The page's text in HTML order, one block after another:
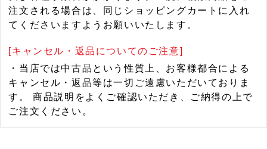
注文される場合は、同じショッピングカートに入れ
てくださいますようお願いいたします。
[キャンセル・返品についてのご注意]
・当店では中古品という性質上、お客様都合による
キャンセル・返品等は一切ご遠慮いただいておりま
す。 商品説明をよくご確認いただき、ご納得の上で
ご注文ください。